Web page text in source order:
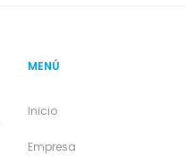
MENÚ
Inicio
Empresa